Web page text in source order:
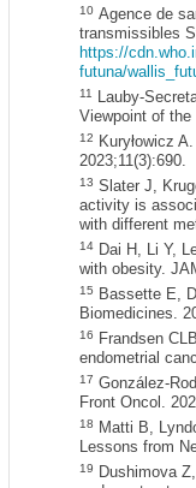
10 Agence de
transmissibles
https://
futuna/
11
Lauby-
Viewpoint of the
12
Kuryłowicz
2023;11(3):690.
13 Slater J,
activity is
with different
14 Dai H, Li Y,
with obesity.
15
Bassette E,
Biomedicines.
16
Frandsen
endometrial
17 González-
Front Oncol.
18
Matti B,
Lessons from
19
Dushimova